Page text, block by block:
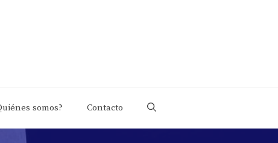
somos? Contacto